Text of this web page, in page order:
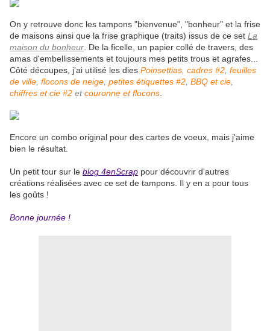
On y retrouve donc les tampons "bienvenue", "bonheur" et la frise
de maisons ainsi que la frise graphique (traits) issus de ce set La
maison du bonheur . De la ficelle, un papier collé de travers, des
amas d'embellissements et toujours mes petits trous et agrafes...
Côté découpes, j'ai utilisé les dies Poinsettias cadres #2 feuilles
de ville flocons de neige petites étiquettes #2 BBQ et cie
chiffres et cie #2 etcouronne et flocons
Encore un combo original pour des cartes de voeux, mais j'aime
bien le résultat.
Un petit tour sur le blog 4enScrap pour découvrir d'autres
créations réalisées avec ce set de tampons. Il y en a pour tous
les goûts !
Bonne journée !